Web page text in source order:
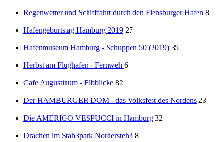
Regenwetter und Schifffahrt durch den Flensburger Hafen 8
Hafengeburtstag Hamburg 2019 27
Hafenmuseum Hamburg - Schuppen 50 (2019) 35
Herbst am Flughafen - Fernweh 6
Cafe Augustinum - Elbblicke 82
Der HAMBURGER DOM - das Volksfest des Nordens 23
Die AMERIGO VESPUCCI in Hamburg 32
Drachen im Stah3park Nordersteh3 8